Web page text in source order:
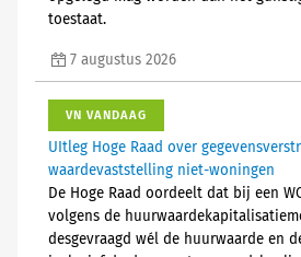
toestaat.
7 augustus 2026
VN VANDAAG
UItleg Hoge Raad over
waardevaststelling niet-woningen
De Hoge Raad oordeelt dat bij een
volgens de
desgevraagd wél de huurwaarde en